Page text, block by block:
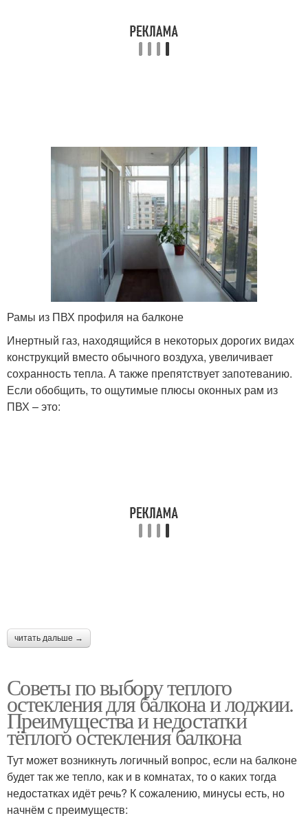
Рамы из ПВХ профиля на балконе
Инертный газ, находящийся в некоторых дорогих видах
конструкций вместо обычного воздуха, увеличивает
сохранность тепла. А также препятствует запотеванию.
Если обобщить, то ощутимые плюсы оконных рам из
ПВХ – это:
читать дальше →
Советы по выбору теплого
остекления для балкона и лоджии.
Преимущества и недостатки
тёплого остекления балкона
Тут может возникнуть логичный вопрос, если на балконе
будет так же тепло, как и в комнатах, то о каких тогда
недостатках идёт речь? К сожалению, минусы есть, но
начнём с преимуществ: